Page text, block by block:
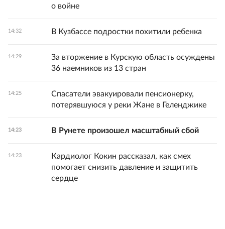
о войне
14:32 В Кузбассе подростки похитили ребенка
14:29
За вторжение в Курскую область осуждены
36 наемников из 13 стран
14:25
Спасатели эвакуировали пенсионерку,
потерявшуюся у реки Жане в Геленджике
14:23 В Рунете произошел масштабный сбой
14:23
Кардиолог Кокин рассказал, как смех
помогает снизить давление и защитить
сердце